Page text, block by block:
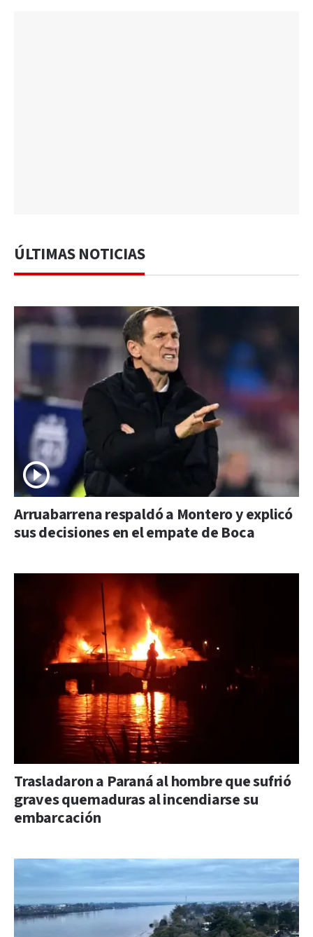
ÚLTIMAS NOTICIAS
Arruabarrena respaldó a Montero y explicó
sus decisiones en el empate de Boca
Trasladaron a Paraná al hombre que sufrió
graves quemaduras al incendiarse su
embarcación